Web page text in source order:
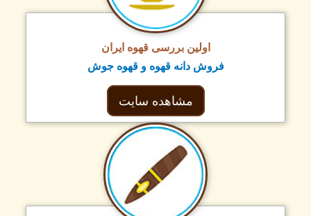
اولین بررسی قهوه ایران
فروش دانه قهوه و قهوه جوش
مشاهده سایت